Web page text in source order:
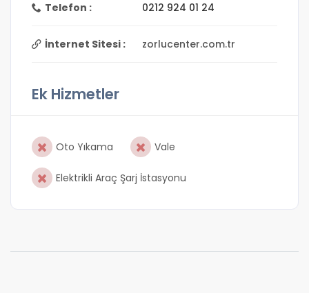
Telefon : 0212 924 01 24
İnternet Sitesi : zorlucenter.com.tr
Ek Hizmetler
Oto Yıkama Vale
Elektrikli Araç Şarj İstasyonu